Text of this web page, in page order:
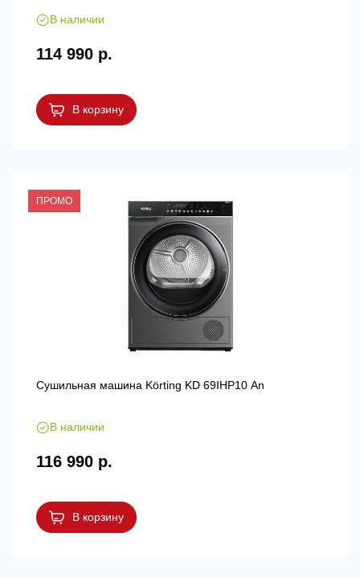
В наличии
114 990 р.
В корзину
ПРОМО
Сушильная машина Körting KD 69IHP10 An
В наличии
116 990 р.
В корзину